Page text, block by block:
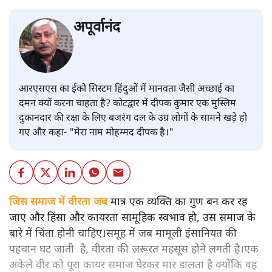
अपूर्वानंद
आरएसएस का ईको सिस्टम हिंदुओं में मानवता जैसी अच्छाई का
दमन क्यों करना चाहता है? कोटद्वार में दीपक कुमार एक मुस्लिम
दुकानदार की रक्षा के लिए बजरंग दल के उग्र लोगों के सामने खड़े हो
गए और कहा- "मेरा नाम मोहम्मद दीपक है।"
जिस समाज में वीरता जबमात्र एक व्यक्ति का गुण बन कर रह
जाए और हिंसा और कायरता सामूहिक स्वभाव हो, उस समाज के
बारे में चिंता होनी चाहिए।समूह में जब मामूली इंसानियत की
पहचान घट जाती है, वीरता की ज़रूरत महसूस होने लगती है।एक
अकेले वीर को पूरा कायर समाज घेरकर मार डालता है क्योंकि वह